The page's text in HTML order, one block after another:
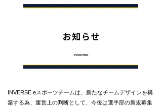
INVERSE eスポーツチームは、新たなチームデザインを構
築する為、運営上の判断として、今後は選手部の新規募集